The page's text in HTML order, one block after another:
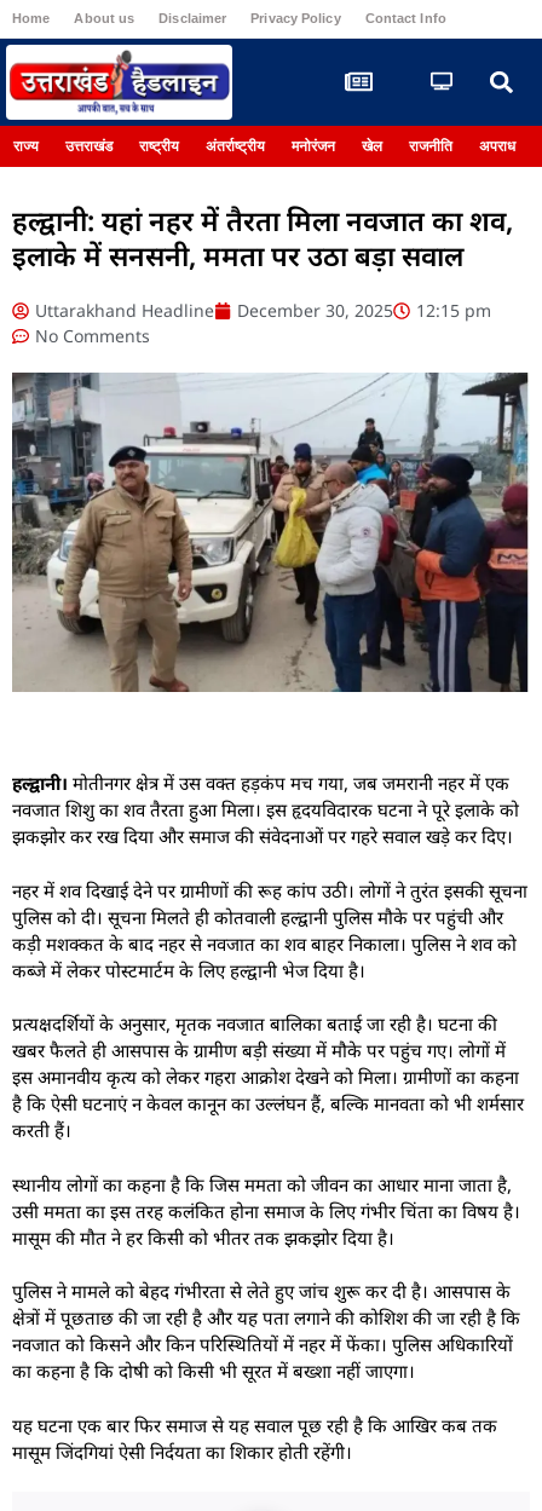
Home About us Disclaimer Privacy Policy Contact Info
राज्य उत्तराखंड राष्ट्रीय अंतर्राष्ट्रीय मनोरंजन खेल राजनीति अपराध
हल्द्वानी: यहां नहर में तैरता मिला नवजात का शव,
इलाके में सनसनी, ममता पर उठा बड़ा सवाल
Uttarakhand Headline December 30, 2025
12:15 pm
No Comments
हल्द्वानी। मोतीनगर क्षेत्र में उस वक्त हड़कंप मच गया, जब जमरानी नहर में एक
नवजात शिशु का शव तैरता हुआ मिला। इस हृदयविदारक घटना ने पूरे इलाके को
झकझोर कर रख दिया और समाज की संवेदनाओं पर गहरे सवाल खड़े कर दिए।
नहर में शव दिखाई देने पर ग्रामीणों की रूह कांप उठी। लोगों ने तुरंत इसकी सूचना
पुलिस को दी। सूचना मिलते ही कोतवाली हल्द्वानी पुलिस मौके पर पहुंची और
कड़ी मशक्कत के बाद नहर से नवजात का शव बाहर निकाला। पुलिस ने शव को
कब्जे में लेकर पोस्टमार्टम के लिए हल्द्वानी भेज दिया है।
प्रत्यक्षदर्शियों के अनुसार, मृतक नवजात बालिका बताई जा रही है। घटना की
खबर फैलते ही आसपास के ग्रामीण बड़ी संख्या में मौके पर पहुंच गए। लोगों में
इस अमानवीय कृत्य को लेकर गहरा आक्रोश देखने को मिला। ग्रामीणों का कहना
है कि ऐसी घटनाएं न केवल कानून का उल्लंघन हैं, बल्कि मानवता को भी शर्मसार
करती हैं।
स्थानीय लोगों का कहना है कि जिस ममता को जीवन का आधार माना जाता है,
उसी ममता का इस तरह कलंकित होना समाज के लिए गंभीर चिंता का विषय है।
मासूम की मौत ने हर किसी को भीतर तक झकझोर दिया है।
पुलिस ने मामले को बेहद गंभीरता से लेते हुए जांच शुरू कर दी है। आसपास के
क्षेत्रों में पूछताछ की जा रही है और यह पता लगाने की कोशिश की जा रही है कि
नवजात को किसने और किन परिस्थितियों में नहर में फेंका। पुलिस अधिकारियों
का कहना है कि दोषी को किसी भी सूरत में बख्शा नहीं जाएगा।
यह घटना एक बार फिर समाज से यह सवाल पूछ रही है कि आखिर कब तक
मासूम जिंदगियां ऐसी निर्दयता का शिकार होती रहेंगी।